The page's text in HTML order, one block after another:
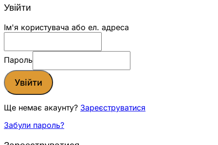
Увійти
Ім'я користувача або ел. адреса
Пароль
Увійти
Ще немає акаунту? Зареєструватися
Забули пароль?